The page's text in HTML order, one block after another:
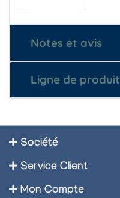
Notes et avis
Ligne de produit
Société
Service Client
Mon Compte